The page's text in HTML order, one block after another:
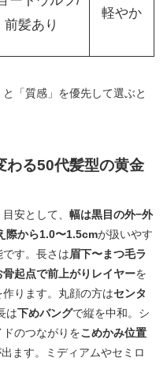
前髪あり
軽やか
「質感」を優先して選ぶと
わる50代髪型の黄金
安として、 幅は黒目の外−外
際から1.0〜1.5cmが扱いやす
す。長さは眉下〜まつ毛ラ
骨起点で前上がりレイヤーを
ります。丸顔の方はセンタ
は下めバングで縦を中和。シ
のつながりをこめかみ位置
ます。ミディアムやセミロ